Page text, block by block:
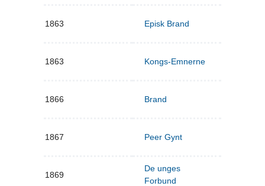
1863 Episk Brand
1863 Kongs-Emnerne
1866 Brand
1867 Peer Gynt
1869
De unges
Forbund